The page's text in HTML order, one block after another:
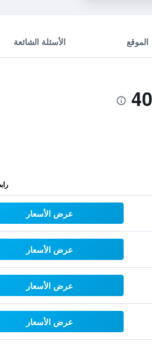
الموقع الأسئلة الشائعة
عرض الأسعار
عرض الأسعار
عرض الأسعار
عرض الأسعار